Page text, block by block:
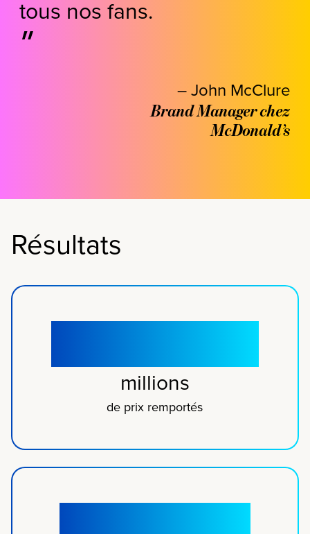
tous nos fans.
– John McClure
Brand Manager chez
McDonald’s
Résultats
millions
de prix remportés